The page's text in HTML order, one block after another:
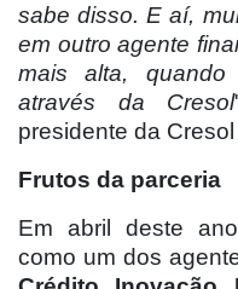
sabe disso. E aí,
em outro agente
mais alta,
através da Cresol
presidente da
Frutos da parceria
Em abril deste
como um dos